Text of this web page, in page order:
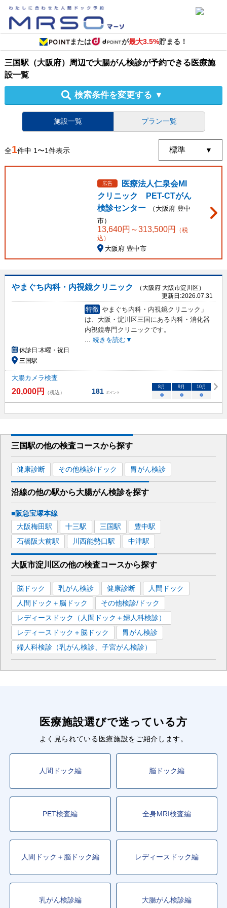
または が最大3.5%貯まる！
三国駅（大阪府）周辺で大腸がん検診が予約できる医療施
設一覧
検索条件を変更する ▼
施設一覧 プラン一覧
全1件中 1〜1件表示
広告
医療法人仁泉会MI
クリニック PET-CTがん
検診センター
（ 大阪府 豊中
市）
13,640円～313,500円
（税
込）
大阪府 豊中市
やまぐち内科・内視鏡クリニック
（大阪府 大阪市淀川区）
更新日:2026.07.31
特徴 やまぐち内科・内視鏡クリニック」
は、大阪・淀川区三国にある内科・消化器
内視鏡専門クリニックです。
... 続きを読む▼
休診日:木曜・祝日
三国駅
大腸カメラ検査
20,000円 （税込） 181 ポイント
8月 9月 10月
○ ○ ○
三国駅の他の検査コースから探す
健康診断 その他検診/ドック 胃がん検診
沿線の他の駅から大腸がん検診を探す
■阪急宝塚本線
大阪梅田駅 十三駅 三国駅 豊中駅
石橋阪大前駅 川西能勢口駅 中津駅
大阪市淀川区の他の検査コースから探す
脳ドック 乳がん検診 健康診断
人間ドック
人間ドック＋脳ドック
その他検診/ドック
レディースドック（人間ドック＋婦人科検診）
レディースドック＋脳ドック
胃がん検診
婦人科検診（乳がん検診、子宮がん検診）
医療施設選びで迷っている方
よく見られている医療施設をご紹介します。
人間ドック編 脳ドック編
PET検査編 全身MRI検査編
人間ドック＋脳ドック編 レディースドック編
乳がん検診編 大腸がん検診編